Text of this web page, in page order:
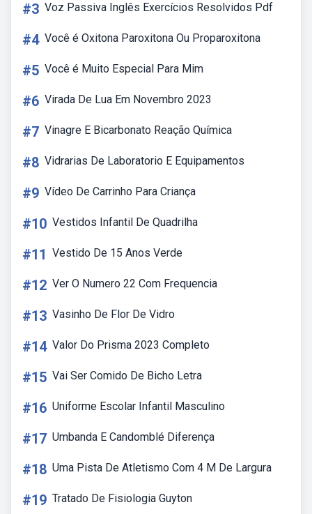
#3 Voz Passiva Inglês Exercícios Resolvidos Pdf
#4 Você é Oxitona Paroxitona Ou Proparoxitona
#5 Você é Muito Especial Para Mim
#6 Virada De Lua Em Novembro 2023
#7 Vinagre E Bicarbonato Reação Química
#8 Vidrarias De Laboratorio E Equipamentos
#9 Vídeo De Carrinho Para Criança
#10 Vestidos Infantil De Quadrilha
#11 Vestido De 15 Anos Verde
#12 Ver O Numero 22 Com Frequencia
#13 Vasinho De Flor De Vidro
#14 Valor Do Prisma 2023 Completo
#15 Vai Ser Comido De Bicho Letra
#16 Uniforme Escolar Infantil Masculino
#17 Umbanda E Candomblé Diferença
#18 Uma Pista De Atletismo Com 4 M De Largura
#19 Tratado De Fisiologia Guyton